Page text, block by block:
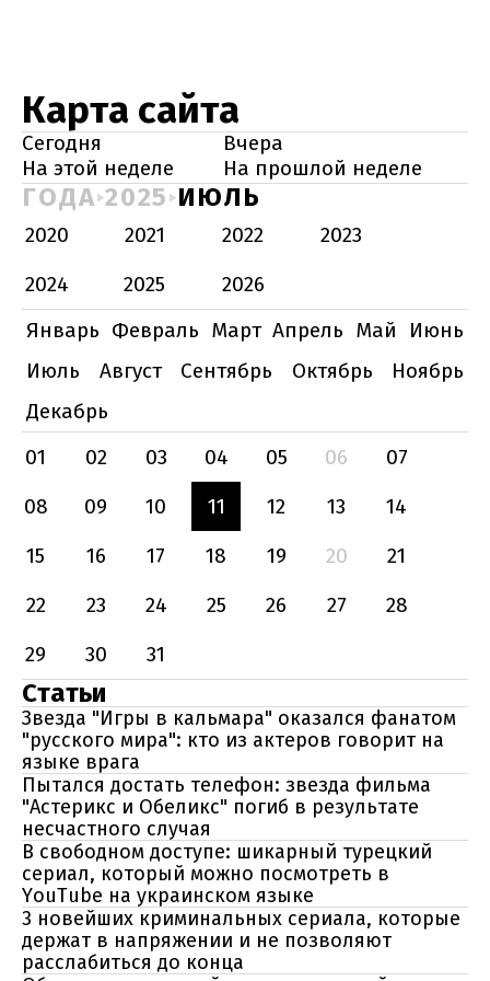
Карта сайта
Сегодня
Вчера
На этой неделе
На прошлой неделе
ГОДА 2025 ИЮЛЬ
2020 2021 2022
2023
2024
2025
2026
Январь Февраль Март Апрель Май
Июнь
Июль
Август Сентябрь Октябрь
Ноябрь
Декабрь
01
02 03 04 05 06
07
08
09 10 11 12 13
14
15
16 17 18 19 20
21
22
23 24 25 26 27
28
29
30 31
Статьи
Звезда "Игры в кальмара" оказался фанатом
"русского мира": кто из актеров говорит на
языке врага
Пытался достать телефон: звезда фильма
"Астерикс и Обеликс" погиб в результате
несчастного случая
В свободном доступе: шикарный турецкий
сериал, который можно посмотреть в
YouTube на украинском языке
3 новейших криминальных сериала, которые
держат в напряжении и не позволяют
расслабиться до конца